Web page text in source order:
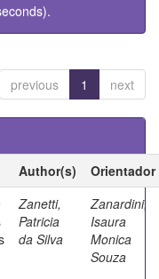
previous 1 next
Author(s)
Orientador
Zanetti,
Patricia
da Silva
Zanardini,
Isaura
Monica
Souza